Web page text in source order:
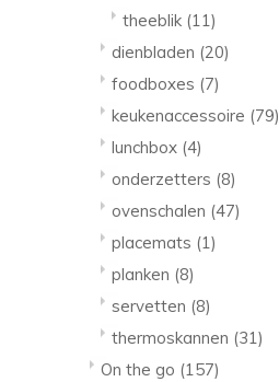
theeblik (11)
dienbladen (20)
foodboxes (7)
keukenaccessoire (79)
lunchbox (4)
onderzetters (8)
ovenschalen (47)
placemats (1)
planken (8)
servetten (8)
thermoskannen (31)
On the go (157)